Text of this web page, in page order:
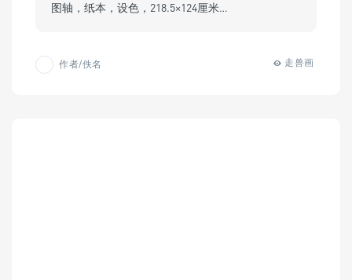
图轴，纸本，设色，218.5×124厘米…
作者/佚名 走兽画